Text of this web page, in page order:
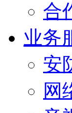
合
业务
安
网